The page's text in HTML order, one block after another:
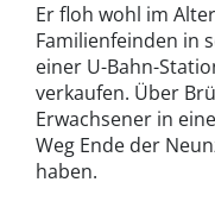
Er floh wohl im
Familienfeinden in
einer U-Bahn-
verkaufen. Über
Erwachsener in
Weg Ende der
haben.